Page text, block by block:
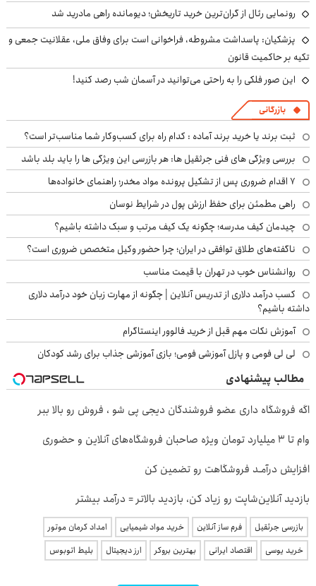
رونمایی رئال از گران‌ترین خرید تاریخش؛ دیومانده راهی مادرید شد
پزشکیان: پاسداشت مشروطه، فراخوانی است برای وفاق ملی، عقلانیت جمعی و
تکیه بر حاکمیت قانون
این صور فلکی را به راحتی می‌توانید در آسمان شب رصد کنید!
بازرگانی
ثبت برند یا خرید برند آماده : کدام راه برای کسب‌وکار شما مناسب‌تر است؟
بررسی ویژگی های فنی جرثقیل ها: هر بازرسی این ویژگی ها را باید بلد باشد
۷ اقدام ضروری پس از تشکیل پرونده مواد مخدر؛ راهنمای خانواده‌ها
راهی مطمئن برای حفظ ارزش پول در شرایط نوسان
چیدمان کیف مدرسه؛ چگونه یک کیف مرتب و سبک داشته باشیم؟
ناگفته‌های طلاق توافقی در ایران؛ چرا حضور وکیل متخصص ضروری است؟
روانشناس خوب در تهران با قیمت مناسب
کسب درآمد دلاری از تدریس آنلاین | چگونه از مهارت زبان خود درآمد دلاری
داشته باشیم؟
آموزش نکات مهم قبل از خرید فالوور اینستاگرام
لی لی فومی و پازل آموزشی فومی؛ بازی آموزشی جذاب برای رشد کودکان
مطالب پیشنهادی
اگه فروشگاه داری عضو فروشندگان دیجی پی شو ، فروش رو بالا ببر
وام تا ۳ میلیارد تومان ویژه صاحبان فروشگاه‌های آنلاین و حضوری
افزایش درآمـد فروشگاهت رو تضمین کن
بازدید آنلاین‌شاپت رو زیاد کن، بازدید بالاتر = درآمد بیشتر
بازرسی جرثقیل فرم ساز آنلاین خرید مواد شیمیایی
امداد کرمان موتور
خرید یوسی
اقتصاد ایرانی بهترین بروکر ارز دیجیتال بلیط اتوبوس